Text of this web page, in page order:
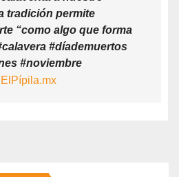
tradición permite
“como algo que forma
#díademuertos
#noviembre